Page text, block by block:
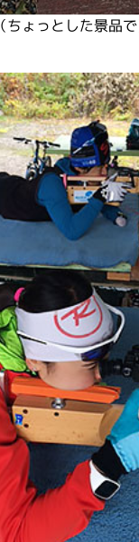
（ちょっとした景品で